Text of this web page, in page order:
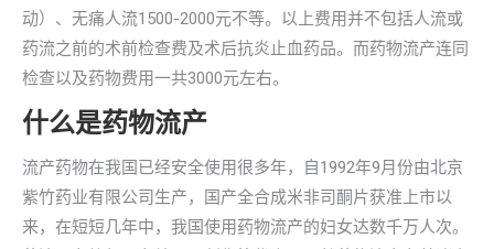
动）、无痛人流1500-2000元不等。以上费用并不包括人流或
药流之前的术前检查费及术后抗炎止血药品。而药物流产连同
检查以及药物费用一共3000元左右。
什么是药物流产
流产药物在我国已经安全使用很多年，自1992年9月份由北京
紫竹药业有限公司生产，国产全合成米非司酮片获准上市以
来，在短短几年中，我国使用药物流产的妇女达数千万人次。